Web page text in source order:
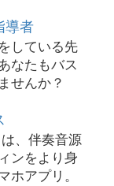
導者
している先
なたもバス
せんか？
、伴奏音源
ンをより身
ホアプリ。